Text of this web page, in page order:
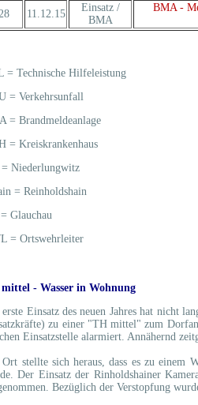
28 11.12.15
Einsatz /
BMA
BMA -
= Technische Hilfeleistung
= Verkehrsunfall
= Brandmeldeanlage
= Kreiskrankenhaus
Niederlungwitz
= Reinholdshain
Glauchau
= Ortswehrleiter
- Wasser in Wohnung
Einsatz des neuen Jahres hat nicht
zu einer "TH mittel" zum
Einsatzstelle alarmiert. Annähernd
stellte sich heraus, dass es zu einem
Der Einsatz der Rinholdshainer
Bezüglich der Verstopfung